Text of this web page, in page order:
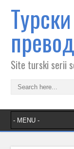
Site turski serii